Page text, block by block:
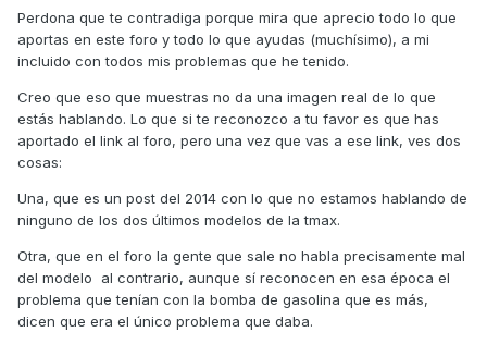
https://www.bmwfaq.org/threads/otra-vez-con-problemas-
yamaha-tmax.821326/
veces, la tercera vez deciden cambiarmela
sin que entre en garantía.
recados,la deje 1 horita apagado y cuando
llego no arranca,llamo al taller y me dicen
que posiblemente sea la bomba de
gasolina,que espere otra hora mas a que la
moto enfrie y arrancara.... Vuelvo por la
tarde y arranca perfectamente y la llevo a
Perdona que te contradiga porque mira que aprecio todo lo que
aportas en este foro y todo lo que ayudas (muchísimo), a mi
incluido con todos mis problemas que he tenido.
Creo que eso que muestras no da una imagen real de lo que
estás hablando. Lo que si te reconozco a tu favor es que has
aportado el link al foro, pero una vez que vas a ese link, ves dos
cosas:
Una, que es un post del 2014 con lo que no estamos hablando de
ninguno de los dos últimos modelos de la tmax.
Otra, que en el foro la gente que sale no habla precisamente mal
del modelo al contrario, aunque sí reconocen en esa época el
problema que tenían con la bomba de gasolina que es más,
dicen que era el único problema que daba.